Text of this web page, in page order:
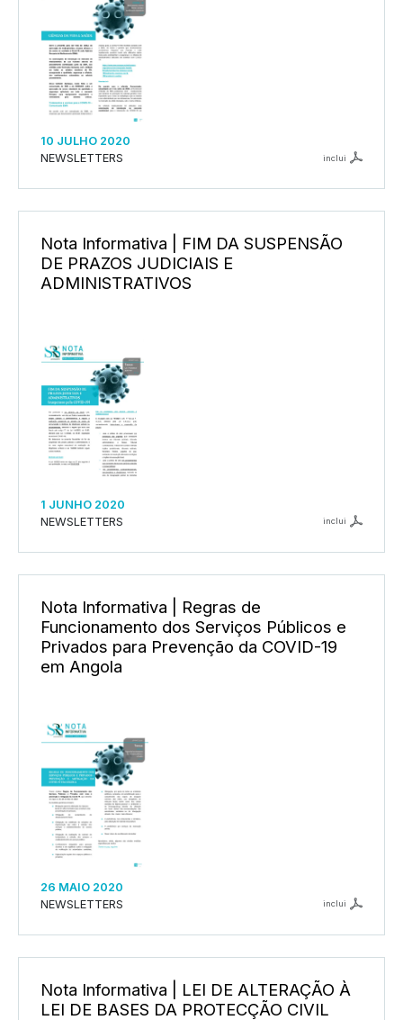
10 JULHO 2020
NEWSLETTERS
inclui
Nota Informativa | FIM DA SUSPENSÃO
DE PRAZOS JUDICIAIS E
ADMINISTRATIVOS
1 JUNHO 2020
NEWSLETTERS
inclui
Nota Informativa | Regras de
Funcionamento dos Serviços Públicos e
Privados para Prevenção da COVID-19
em Angola
26 MAIO 2020
NEWSLETTERS
inclui
Nota Informativa | LEI DE ALTERAÇÃO À
LEI DE BASES DA PROTECÇÃO CIVIL